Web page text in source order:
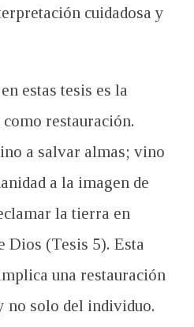
cuidadosa y
estas tesis es la
restauración.
a salvar almas; vino
a la imagen de
la tierra en
Dios (Tesis 5). Esta
una restauración
no solo del individuo.